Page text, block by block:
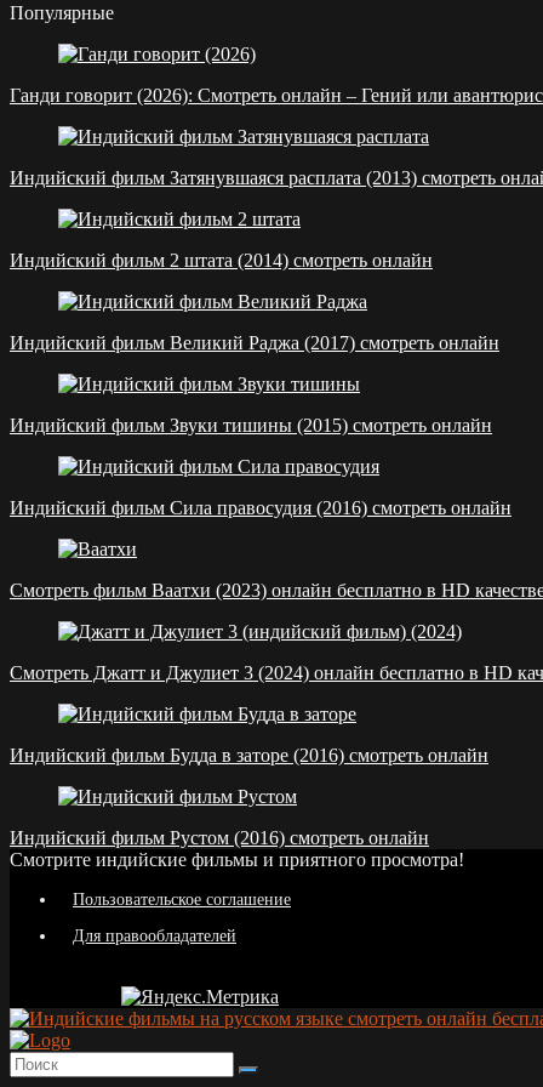
Популярные
Ганди говорит (2026): Смотреть онлайн – Гений или
Индийский фильм Затянувшаяся расплата (2013) смотреть
Индийский фильм 2 штата (2014) смотреть онлайн
Индийский фильм Великий Раджа (2017) смотреть онлайн
Индийский фильм Звуки тишины (2015) смотреть онлайн
Индийский фильм Сила правосудия (2016) смотреть онлайн
Смотреть фильм Ваатхи (2023) онлайн бесплатно в HD
Смотреть Джатт и Джулиет 3 (2024) онлайн бесплатно в HD
Индийский фильм Будда в заторе (2016) смотреть онлайн
Индийский фильм Рустом (2016) смотреть онлайн
Смотрите индийские фильмы и приятного просмотра!
Пользовательское соглашение
Для правообладателей